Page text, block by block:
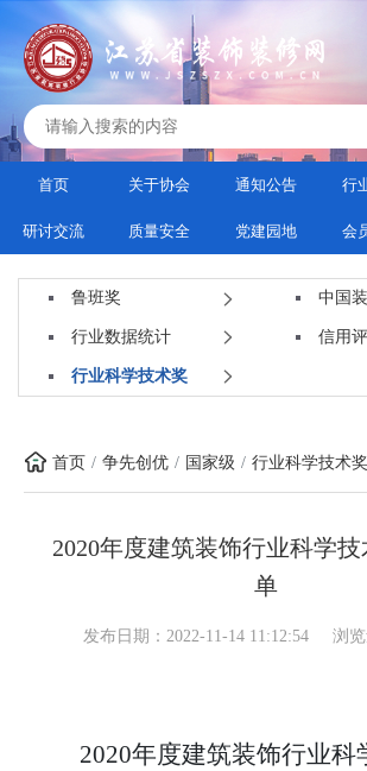
首页 关于协会 通知公告 行
研讨交流 质量安全 党建园地 会
鲁班奖 中国
行业数据统计 信用
行业科学技术奖
首页 争先创优 国家级 行业科学技术奖
2020年度建筑装饰行业科学
单
发布日期：2022-11-14 11:12:54 浏
2020年度建筑装饰行业科